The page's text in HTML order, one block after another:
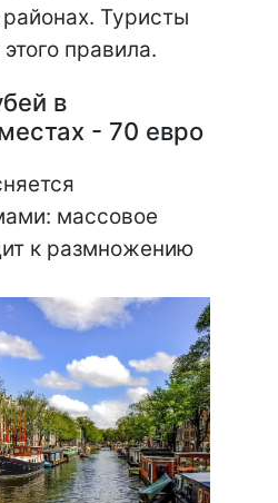
Туристы
правила.
в
- 70 евро
массовое
к размножению